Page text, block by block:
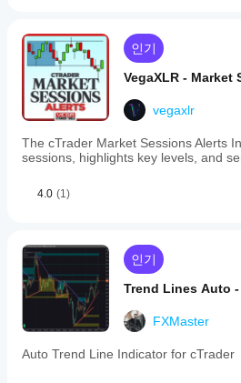
인기
VegaXLR - Market
vegaxlr
The cTrader Market Sessions Alerts
sessions, highlights key levels, and
4.0 (1)
인기
Trend Lines Auto -
FXMaster
Auto Trend Line Indicator for cTrader